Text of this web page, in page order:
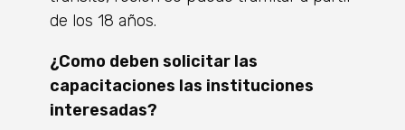
de los 18 años.
¿Como deben solicitar las
capacitaciones las instituciones
interesadas?